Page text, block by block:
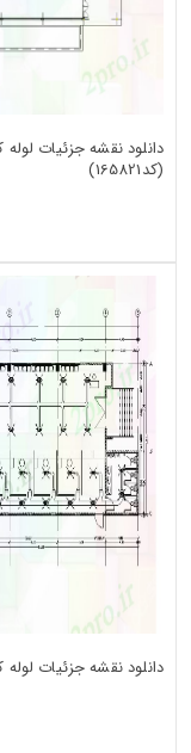
دانلود نقشه جزئیات
(کد165821)
دانلود نقشه جزئیات لوله